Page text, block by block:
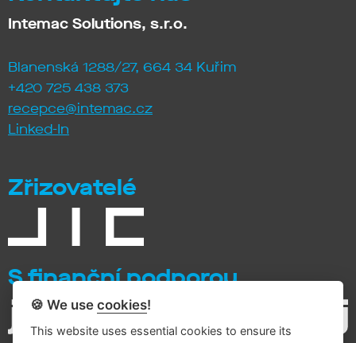
Intemac Solutions, s.r.o.
Blanenská 1288/27, 664 34 Kuřim
+420 725 438 373
recepce@intemac.cz
Linked-In
Zřizovatelé
S finanční podporou
🍪 We usecookies!
This website uses essential cookies to ensure its